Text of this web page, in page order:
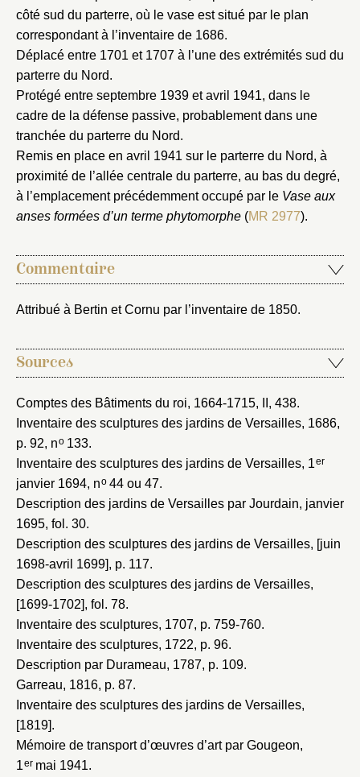
côté sud du parterre, où le vase est situé par le plan
correspondant à l’inventaire de 1686.
Déplacé entre 1701 et 1707 à l’une des extrémités sud du
parterre du Nord.
Protégé entre septembre 1939 et avril 1941, dans le
cadre de la défense passive, probablement dans une
tranchée du parterre du Nord.
Remis en place en avril 1941 sur le parterre du Nord, à
proximité de l’allée centrale du parterre, au bas du degré,
à l’emplacement précédemment occupé par le Vase aux
anses formées d’un terme phytomorphe (MR 2977).
Commentaire
Attribué à Bertin et Cornu par l’inventaire de 1850.
Sources
Comptes des Bâtiments du roi, 1664-1715, II, 438.
Inventaire des sculptures des jardins de Versailles, 1686,
p. 92, no133.
Inventaire des sculptures des jardins de Versailles, 1er
janvier 1694, no44 ou 47.
Description des jardins de Versailles par Jourdain, janvier
1695, fol. 30.
Description des sculptures des jardins de Versailles, [juin
1698-avril 1699], p. 117.
Description des sculptures des jardins de Versailles,
[1699-1702], fol. 78.
Inventaire des sculptures, 1707, p. 759-760.
Inventaire des sculptures, 1722, p. 96.
Description par Durameau, 1787, p. 109.
Garreau, 1816, p. 87.
Inventaire des sculptures des jardins de Versailles,
[1819].
Mémoire de transport d’œuvres d’art par Gougeon,
1ermai 1941.
Fermer
Choix du dossier où ajouter la
notice
Nom du dossier
Valider
Nouveau dossier
Créer et ajouter
Connexion
Courriel
Mot de passe
Vous n'êtes pas encore inscrit ?
Vous avez oublié votre mot de passe ?Cliquez ici